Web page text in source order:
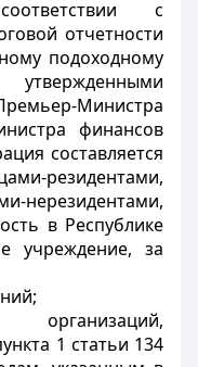
с
отчетности
подоходному
Министра
финансов
составляется
в Республике
учреждение, за
1 статьи 134